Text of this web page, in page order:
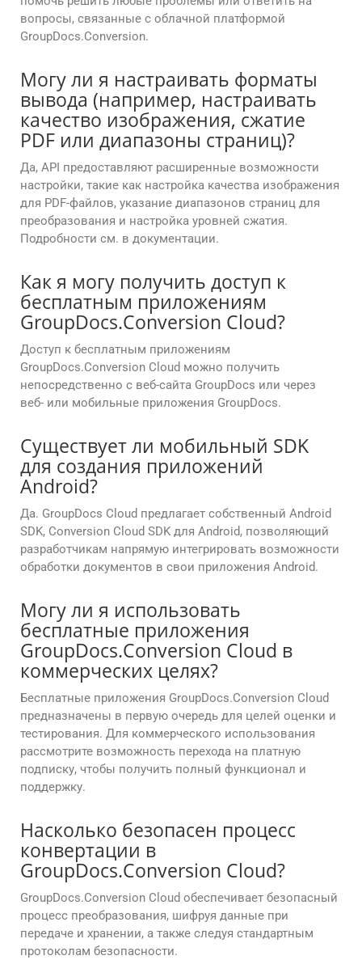
вопросы, связанные с облачной платформой
GroupDocs.Conversion.
Могу ли я настраивать форматы
вывода (например, настраивать
качество изображения, сжатие
PDF или диапазоны страниц)?
Да, API предоставляют расширенные возможности
настройки, такие как настройка качества изображения
для PDF-файлов, указание диапазонов страниц для
преобразования и настройка уровней сжатия.
Подробности см. в документации.
Как я могу получить доступ к
бесплатным приложениям
GroupDocs.Conversion Cloud?
Доступ к бесплатным приложениям
GroupDocs.Conversion Cloud можно получить
непосредственно с веб-сайта GroupDocs или через
веб- или мобильные приложения GroupDocs.
Существует ли мобильный SDK
для создания приложений
Android?
Да. GroupDocs Cloud предлагает собственный Android
SDK, Conversion Cloud SDK для Android, позволяющий
разработчикам напрямую интегрировать возможности
обработки документов в свои приложения Android.
Могу ли я использовать
бесплатные приложения
GroupDocs.Conversion Cloud в
коммерческих целях?
Бесплатные приложения GroupDocs.Conversion Cloud
предназначены в первую очередь для целей оценки и
тестирования. Для коммерческого использования
рассмотрите возможность перехода на платную
подписку, чтобы получить полный функционал и
поддержку.
Насколько безопасен процесс
конвертации в
GroupDocs.Conversion Cloud?
GroupDocs.Conversion Cloud обеспечивает безопасный
процесс преобразования, шифруя данные при
передаче и хранении, а также следуя стандартным
протоколам безопасности.